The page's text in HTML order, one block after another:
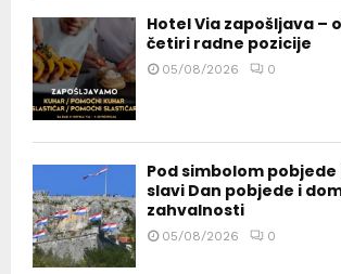
Hotel Via zapošljava –
četiri radne pozicije
05/08/2026 0
Pod simbolom
slavi Dan pobjede i
zahvalnosti
05/08/2026 0